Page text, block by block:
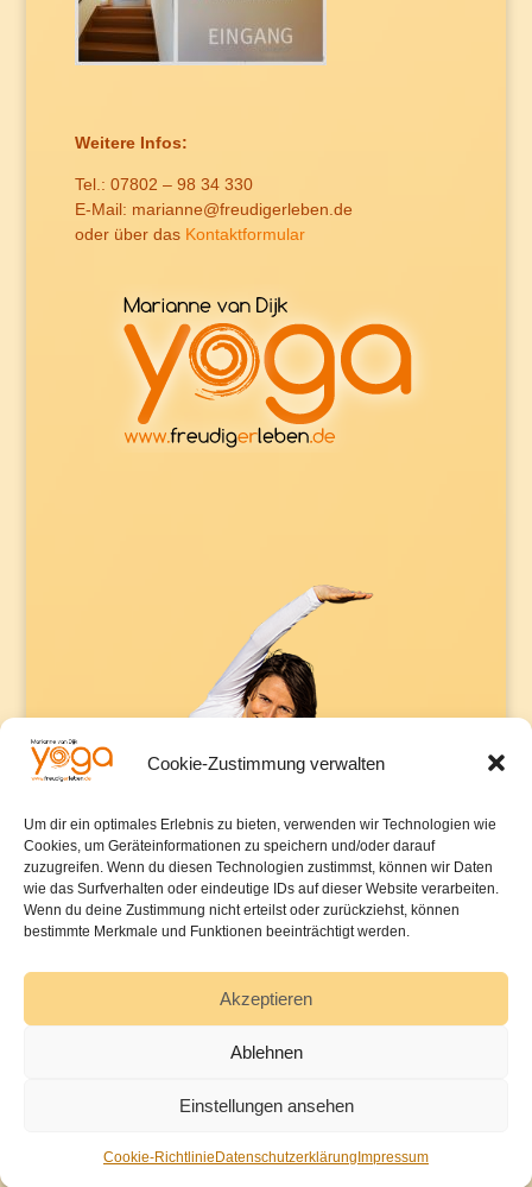
Cookie-Zustimmung verwalten
Um dir ein optimales Erlebnis zu bieten, verwenden wir Technologien wie
Cookies, um Geräteinformationen zu speichern und/oder darauf
zuzugreifen. Wenn du diesen Technologien zustimmst, können wir Daten
wie das Surfverhalten oder eindeutige IDs auf dieser Website verarbeiten.
Wenn du deine Zustimmung nicht erteilst oder zurückziehst, können
bestimmte Merkmale und Funktionen beeinträchtigt werden.
Akzeptieren
Ablehnen
Einstellungen ansehen
Cookie-Richtlinie Datenschutzerklärung Impressum
Weitere Infos:
Tel.: 07802 – 98 34 330
E-Mail: marianne@freudigerleben.de
oder über das Kontaktformular